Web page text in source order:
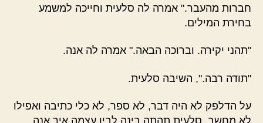
חברות מהעבר." אמרה לה סלעית וחייכה למשמע
בחירת המילים.
"תהני יקירה. וברוכה הבאה." אמרה לה אנה.
"תודה רבה.", השיבה סלעית.
על הדלפק לא היה דבר, לא ספר, לא כלי כתיבה ואפילו
לא מחשב. סלעית תהתה בינה לבין עצמה איך אנה